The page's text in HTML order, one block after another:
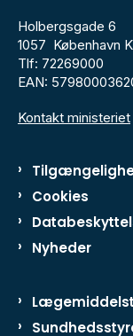
Holbergsgade 6
1057 København K
Tlf: 72269000
EAN:
Kontakt ministeriet
Cookies
Nyheder